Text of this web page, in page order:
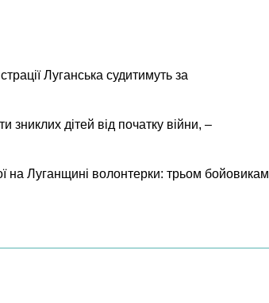
Луганська судитимуть за
зниклих дітей від початку війни, –
на Луганщині волонтерки: трьом бойовикам